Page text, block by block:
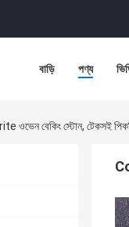
বাড়ি পণ্য
ওভেন বেকিং স্টোন, টেকসই